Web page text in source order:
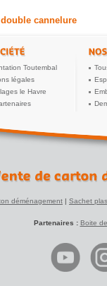
cannelure
Toutembal
légales
le Havre
déménagement | Sachet
Partenaires : Boite